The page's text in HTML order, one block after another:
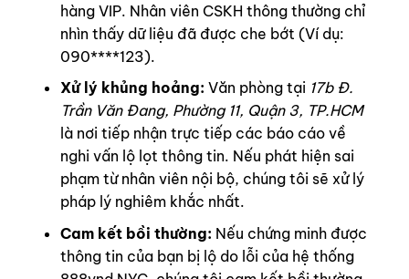
hàng VIP. Nhân viên CSKH thông thường chỉ
nhìn thấy dữ liệu đã được che bớt (Ví dụ:
090****123).
Xử lý khủng hoảng: Văn phòng tại 17b Đ.
Trần Văn Đang, Phường 11, Quận 3, TP.HCM
là nơi tiếp nhận trực tiếp các báo cáo về
nghi vấn lộ lọt thông tin. Nếu phát hiện sai
phạm từ nhân viên nội bộ, chúng tôi sẽ xử lý
pháp lý nghiêm khắc nhất.
Cam kết bồi thường: Nếu chứng minh được
thông tin của bạn bị lộ do lỗi của hệ thống